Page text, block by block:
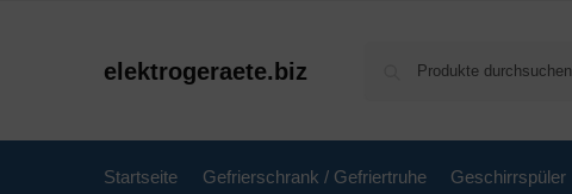
elektrogeraete.biz
Startseite Gefrierschrank / Gefriertruhe Geschirrspüler